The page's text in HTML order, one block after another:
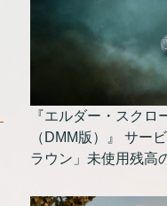
『エルダー・スクロ
（DMM版）』 サー
ラウン」未使用残高